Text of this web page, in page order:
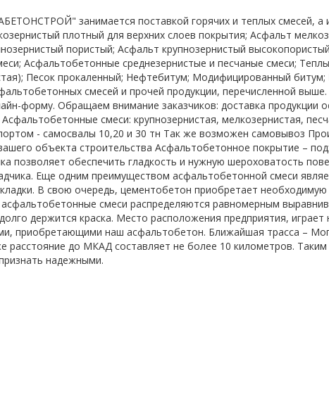
занимается поставкой горячих и теплых смесей, а
плотный для верхних слоев покрытия; Асфальт
пористый; Асфальт крупнозернистый
Асфальтобетонные среднезернистые и песчаные смеси;
Песок прокаленный; Нефтебитум; Модифицированный
смесей и прочей продукции, перечисленной
форму. Обращаем внимание заказчиков: доставка продукции
Асфальтобетонные смеси: крупнозернистая, мелкозернистая,
- самосвалы 10,20 и 30 тн Так же возможен самовывоз
объекта строительства Асфальтобетонное покрытие –
позволяет обеспечить гладкость и нужную шероховатость
Еще одним преимуществом асфальтобетонной смеси
В свою очередь, цементобетон приобретает
смеси распределяются равномерным
держится краска. Место расположения предприятия,
приобретающими наш асфальтобетон. Ближайшая трасса –
расстояние до МКАД составляет не более 10 километров.
надежными.